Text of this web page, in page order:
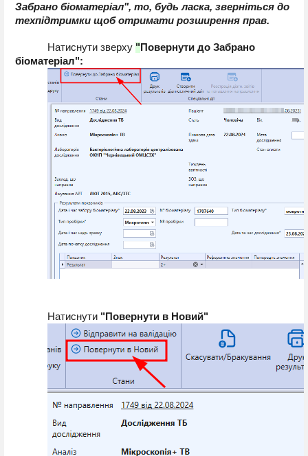
Забрано біоматеріал", то, будь ласка, зверніться до
техпідтримки щоб отримати розширення прав.
Натиснути зверху " Повернути до Забрано
біоматеріал":
Натиснути "Повернути в Новий"